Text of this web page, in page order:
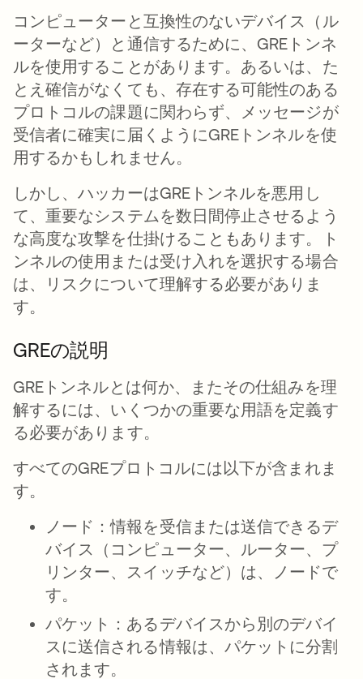
コンピューターと互換性のないデバイス（ル
ーターなど）と通信するために、GREトンネ
ルを使用することがあります。あるいは、た
とえ確信がなくても、存在する可能性のある
プロトコルの課題に関わらず、メッセージが
受信者に確実に届くようにGREトンネルを使
用するかもしれません。
しかし、ハッカーはGREトンネルを悪用し
て、重要なシステムを数日間停止させるよう
な高度な攻撃を仕掛けることもあります。ト
ンネルの使用または受け入れを選択する場合
は、リスクについて理解する必要がありま
す。
GREの説明
GREトンネルとは何か、またその仕組みを理
解するには、いくつかの重要な用語を定義す
る必要があります。
すべてのGREプロトコルには以下が含まれま
す。
ノード：情報を受信または送信できるデ
バイス（コンピューター、ルーター、プ
リンター、スイッチなど）は、ノードで
す。
パケット： あるデバイスから別のデバイ
スに送信される情報は、パケットに分割
されます。